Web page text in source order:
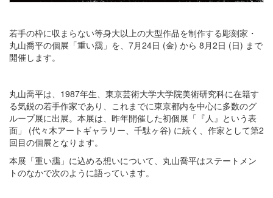
若手の枠に収まらない等身大以上の大型作品を制作する彫刻家・
丸山喬平の個展「重い靄」を、7月24日 (金) から 8月2日 (日) まで
開催します。
丸山喬平は、1987年生、東京芸術大学大学院美術研究科に在籍す
る気鋭の若手作家であり、これまでに東京都内を中心に多数のグ
ループ展に出展。本展は、昨年開催した初個展「『人』という表
面」 (代々木アートギャラリー、千駄ヶ谷) に続く、作家として第2
回目の個展となります。
本展「重い靄」に込める想いについて、丸山喬平はステートメン
トのなかで次のように語っています。